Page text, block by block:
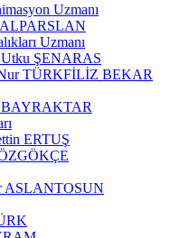
Uzmanı
Uzmanı
ŞENARAS
TÜRKFİLİZ BEKAR
ERTUŞ
ASLANTOSUN